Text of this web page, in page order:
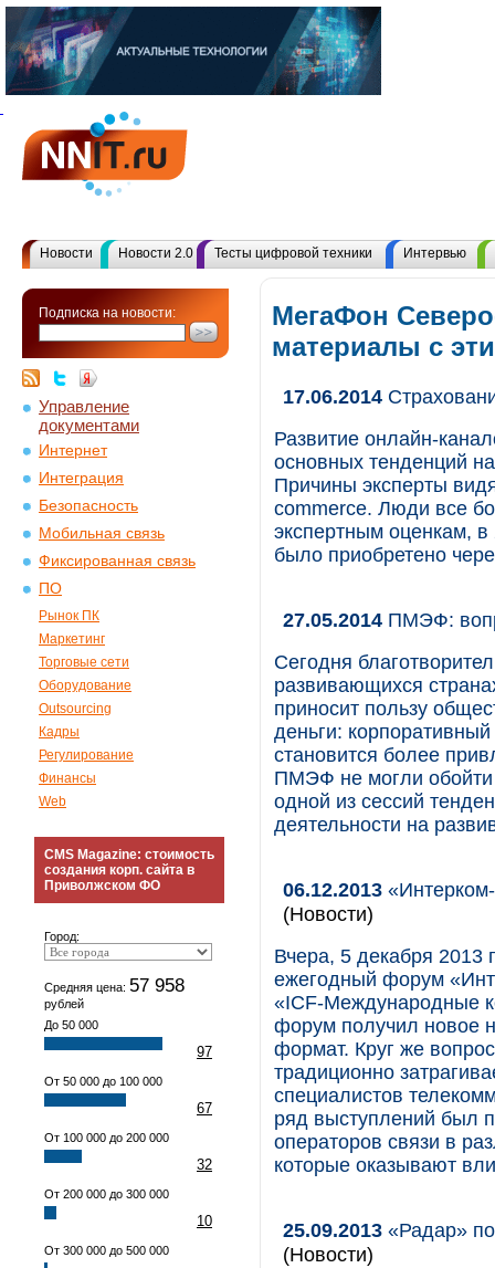
Новости Новости 2.0 Тесты цифровой техники Интервью
Подписка на новости:
Управление
документами
Интернет
Интеграция
Безопасность
Мобильная связь
Фиксированная связь
ПО
Рынок ПК
Маркетинг
Торговые сети
Оборудование
Outsourcing
Кадры
Регулирование
Финансы
Web
CMS Magazine: стоимость
создания корп. сайта в
Приволжском ФО
Город:
Средняя цена: 57 958
рублей
До 50 000
97
От 50 000 до 100 000
67
От 100 000 до 200 000
32
От 200 000 до 300 000
10
От 300 000 до 500 000
МегаФон
материалы с
17.06.2014
Развитие онлайн-
основных тенденций
Причины эксперты
commerce. Люди все
экспертным оценкам,
было приобретено
27.05.2014 ПМЭФ:
Сегодня
развивающихся
приносит пользу
деньги:
становится более
ПМЭФ не могли обойти
одной из сессий
деятельности на
06.12.2013
(Новости)
Вчера, 5 декабря 2013
ежегодный форум
«ICF-Международные
форум получил новое
формат. Круг же
традиционно
специалистов
ряд выступлений был
операторов связи в
которые оказывают
25.09.2013 «Радар»
(Новости)